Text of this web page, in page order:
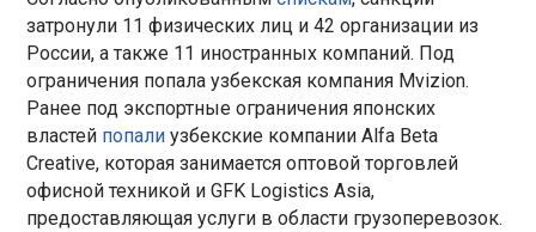
затронули 11 физических лиц и 42 организации из
России, а также 11 иностранных компаний. Под
ограничения попала узбекская компания Mvizion.
Ранее под экспортные ограничения японских
властей попалиузбекские компании Alfa Beta
Creative, которая занимается оптовой торговлей
офисной техникой и GFK Logistics Asia,
предоставляющая услуги в области грузоперевозок.